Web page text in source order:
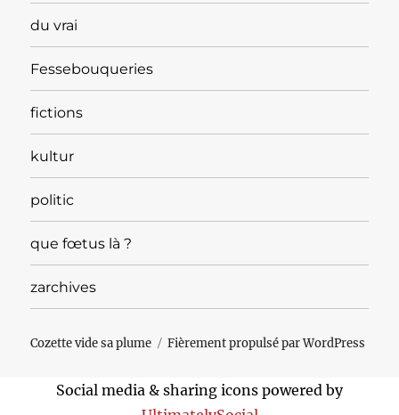
du vrai
Fessebouqueries
fictions
kultur
politic
que fœtus là ?
zarchives
Cozette vide sa plume Fièrement propulsé par WordPress
Social media & sharing icons powered by